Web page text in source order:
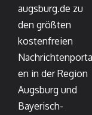
augsburg.de zu
den größten
kostenfreien
en in der Region
Augsburg und
Bayerisch-